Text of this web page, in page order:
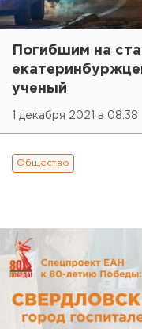
Погибшим на
ученый
1 декабря 2021 в 08:38
Общество